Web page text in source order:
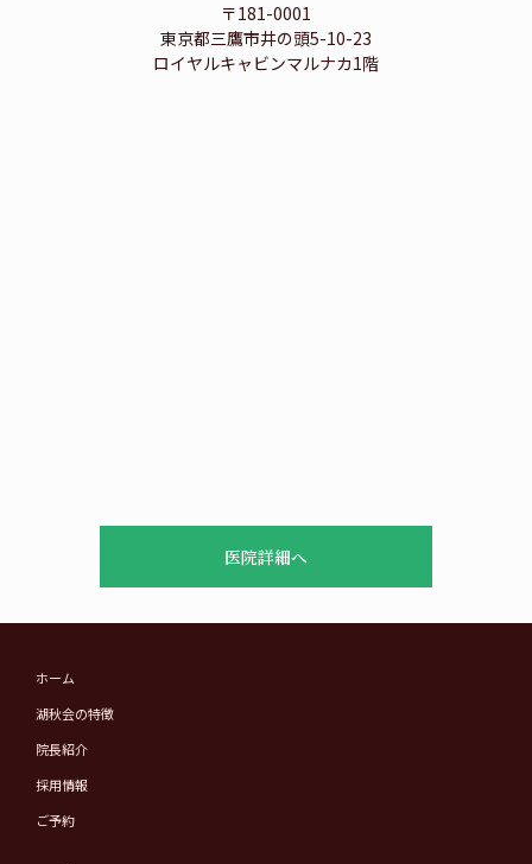
〒181-0001
東京都三鷹市井の頭5-10-23
ロイヤルキャビンマルナカ1階
医院詳細へ
ホーム
湖秋会の特徴
院長紹介
採用情報
ご予約